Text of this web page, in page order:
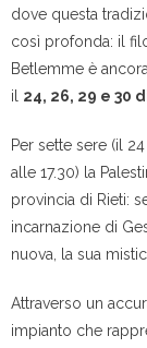
dove questa
così profonda: il
Betlemme è
il 24, 26, 29 e 30
Per sette sere (il
alle 17.30) la
provincia di Rieti:
incarnazione di
nuova, la sua
Attraverso un
impianto che